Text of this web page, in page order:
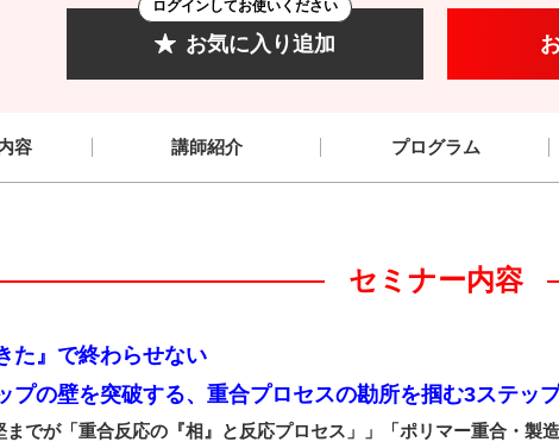
お気に入り追加
ログインしてお使いください
容 講師紹介 プログラム
セミナー内容
た』で終わらせない
の壁を突破する、重合プロセスの勘所を掴む3ステッ
までが「重合反応の『相』と反応プロセス」」「ポリマー重合・